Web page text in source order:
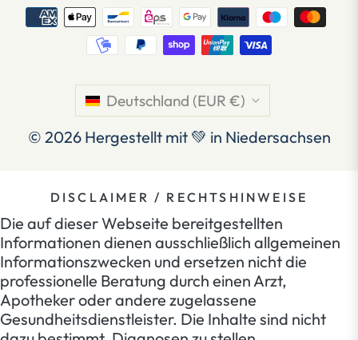
Deutschland (EUR €)
© 2026 Hergestellt mit 💚 in Niedersachsen
DISCLAIMER / RECHTSHINWEISE
Die auf dieser Webseite bereitgestellten
Informationen dienen ausschließlich allgemeinen
Informationszwecken und ersetzen nicht die
professionelle Beratung durch einen Arzt,
Apotheker oder andere zugelassene
Gesundheitsdienstleister. Die Inhalte sind nicht